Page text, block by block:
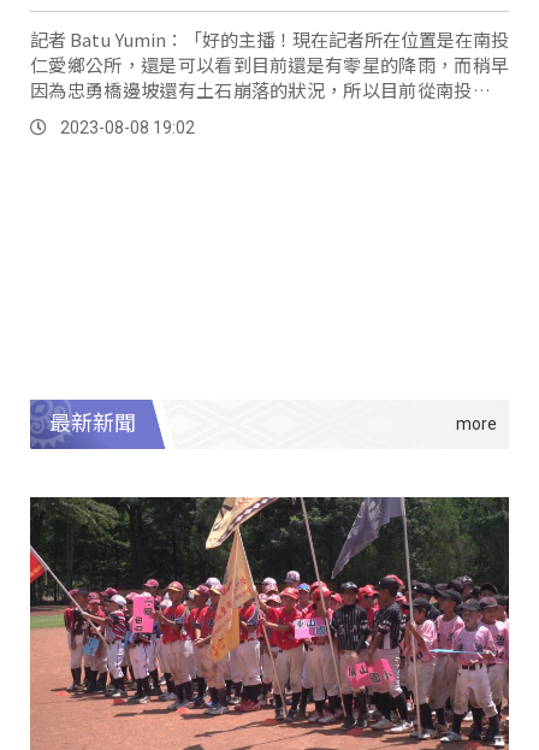
記者 Batu Yumin：「好的主播！現在記者所在位置是在南投
仁愛鄉公所，還是可以看到目前還是有零星的降雨，而稍早
因為忠勇橋邊坡還有土石崩落的狀況，所以目前從南投仁愛
鄉公所往下埔里鎮的方向，還是進行車輛進出的管制，目前
現場也已經開始開放車輛通過，預計晚間8點會再度開啟道路
2023-08-08 19:02
最新新聞